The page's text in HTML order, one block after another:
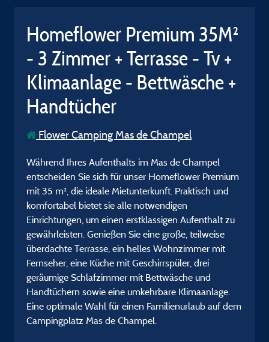
Homeflower Premium 35M²
- 3 Zimmer + Terrasse - Tv +
Klimaanlage - Bettwäsche +
Handtücher
Flower Camping Mas de Champel
Während Ihres Aufenthalts im Mas de Champel
entscheiden Sie sich für unser Homeflower Premium
mit 35 m², die ideale Mietunterkunft. Praktisch und
komfortabel bietet sie alle notwendigen
Einrichtungen, um einen erstklassigen Aufenthalt zu
gewährleisten. Genießen Sie eine große, teilweise
überdachte Terrasse, ein helles Wohnzimmer mit
Fernseher, eine Küche mit Geschirrspüler, drei
geräumige Schlafzimmer mit Bettwäsche und
Handtüchern sowie eine umkehrbare Klimaanlage.
Eine optimale Wahl für einen Familienurlaub auf dem
Campingplatz Mas de Champel.